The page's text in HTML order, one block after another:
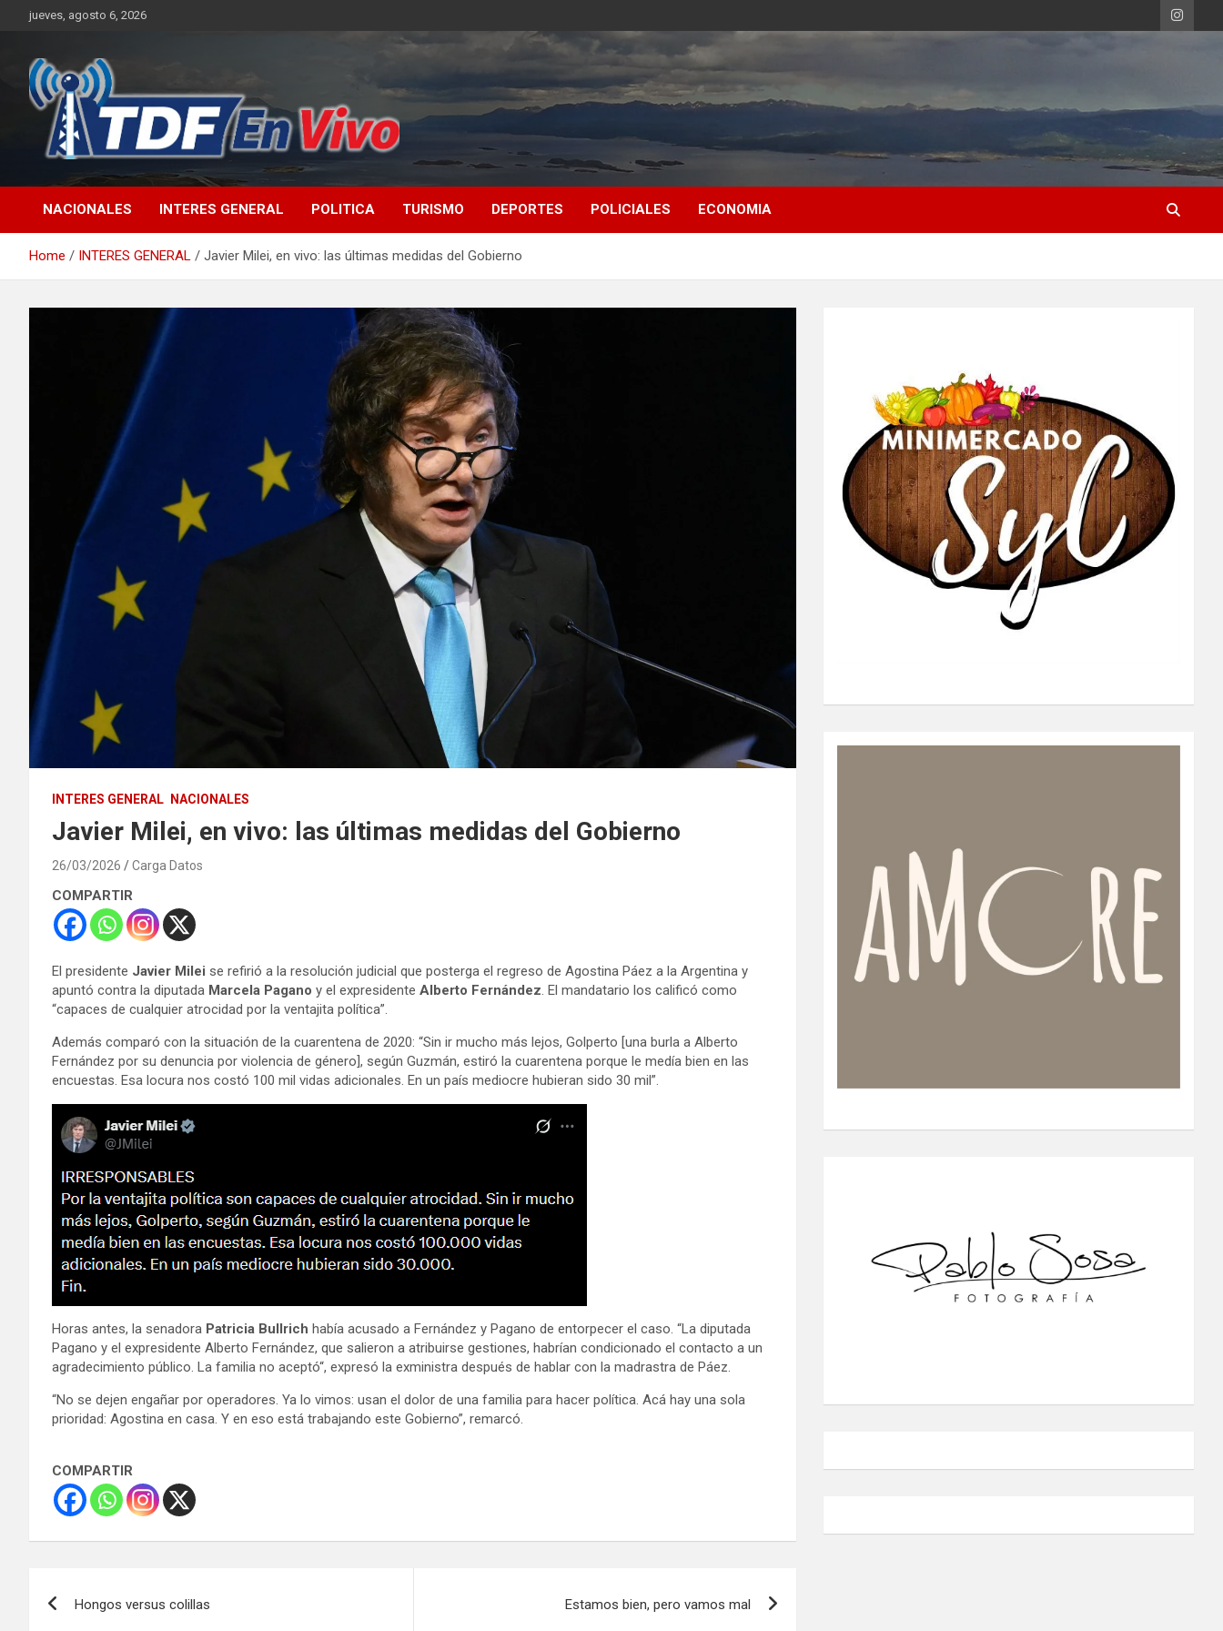
jueves, agosto 6, 2026
NACIONALES INTERES GENERAL POLITICA TURISMO DEPORTES POLICIALES ECONOMIA
Home INTERES GENERAL Javier Milei, en vivo: las últimas medidas del Gobierno
INTERES GENERAL NACIONALES
Javier Milei, en vivo: las últimas medidas del Gobierno
26/03/2026 Carga Datos
COMPARTIR
El presidente Javier Milei se refirió a la resolución judicial que posterga el regreso de Agostina Páez a la Argentina y
apuntó contra la diputada Marcela Pagano y el expresidente Alberto Fernández. El mandatario los calificó como
“capaces de cualquier atrocidad por la ventajita política”.
Además comparó con la situación de la cuarentena de 2020: “Sin ir mucho más lejos, Golperto [una burla a Alberto
Fernández por su denuncia por violencia de género], según Guzmán, estiró la cuarentena porque le medía bien en las
encuestas. Esa locura nos costó 100 mil vidas adicionales. En un país mediocre hubieran sido 30 mil”.
Horas antes, la senadora Patricia Bullrich había acusado a Fernández y Pagano de entorpecer el caso. “La diputada
Pagano y el expresidente Alberto Fernández, que salieron a atribuirse gestiones, habrían condicionado el contacto a un
agradecimiento público. La familia no aceptó“, expresó la exministra después de hablar con la madrastra de Páez.
“No se dejen engañar por operadores. Ya lo vimos: usan el dolor de una familia para hacer política. Acá hay una sola
prioridad: Agostina en casa. Y en eso está trabajando este Gobierno”, remarcó.
COMPARTIR
Hongos versus colillas Estamos bien, pero vamos mal